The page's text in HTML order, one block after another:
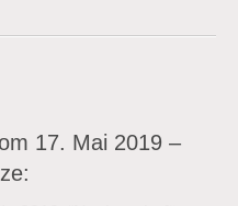
17. Mai 2019 –